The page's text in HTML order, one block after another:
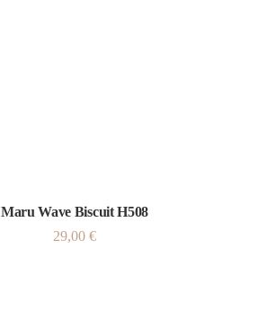
Maru Wave Biscuit H508
29,00 €